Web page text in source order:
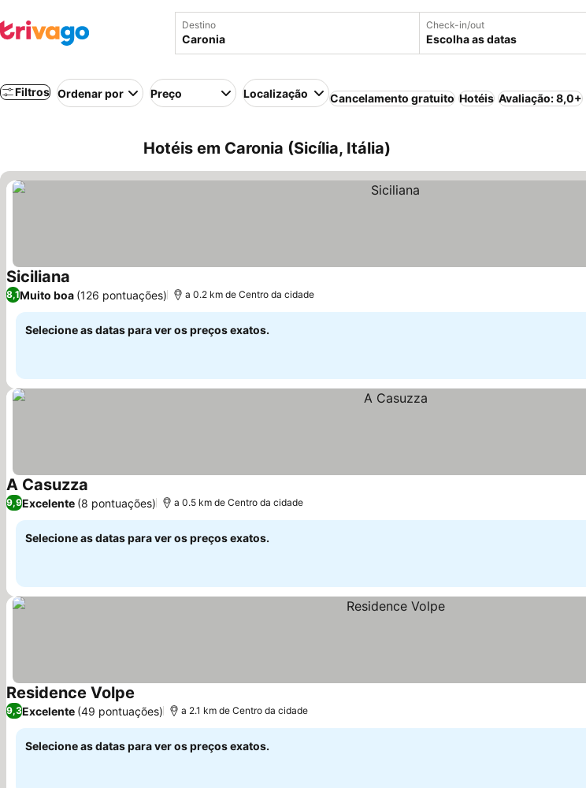
Destino Check-in/out
Escolha as datas
Filtros Ordenar por Preço Localização Cancelamento gratuito Hotéis Avaliação: 8,0+
Hotéis em Caronia (Sicília, Itália)
Siciliana
8,1Muito boa (126 pontuações) a 0.2 km de Centro da cidade
Selecione as datas para ver os preços exatos.
A Casuzza
9,9Excelente (8 pontuações) a 0.5 km de Centro da cidade
Selecione as datas para ver os preços exatos.
Residence Volpe Ver preços
9,3Excelente (49 pontuações) a 2.1 km de Centro da cidade
Selecione as datas para ver os preços exatos.